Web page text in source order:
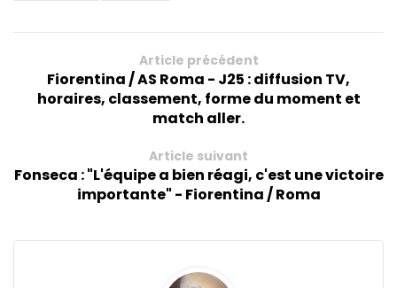
Article précédent
Fiorentina / AS Roma - J25 : diffusion TV,
horaires, classement, forme du moment et
match aller.
Article suivant
Fonseca : "L'équipe a bien réagi, c'est une victoire
importante" - Fiorentina / Roma